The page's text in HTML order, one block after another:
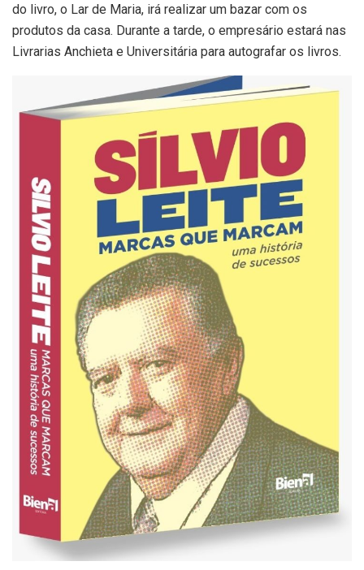
do livro, o Lar de Maria, irá realizar um bazar com os
produtos da casa. Durante a tarde, o empresário estará nas
Livrarias Anchieta e Universitária para autografar os livros.